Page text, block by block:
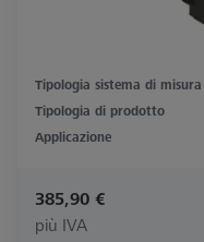
Tipologia sistema di misura
Tipologia di prodotto
Applicazione
385,90 €
più IVA